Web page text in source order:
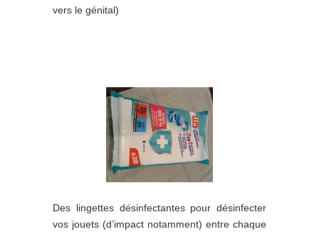
vers le génital)
Des lingettes désinfectantes pour désinfecter
vos jouets (d’impact notamment) entre chaque